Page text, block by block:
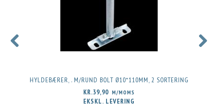
HYLDEBÆRER, . M/RUND BOLT Ø10*110MM, 2 SORTERING
KR.39,90 M/MOMS
EKSKL. LEVERING